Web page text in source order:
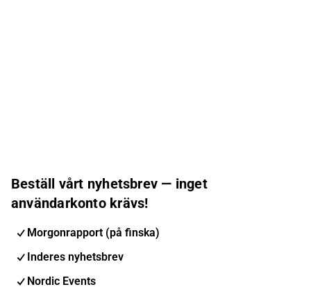
Beställ vårt nyhetsbrev — inget
användarkonto krävs!
Morgonrapport (på finska)
Inderes nyhetsbrev
Nordic Events